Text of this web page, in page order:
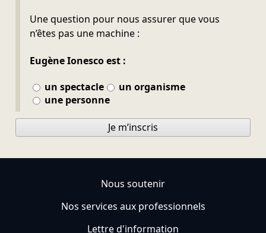
Une question pour nous assurer que vous
n’êtes pas une machine :
Eugène Ionesco est :
un spectacle
un organisme
une personne
Ne pas remplir
Je m’inscris
Nous soutenir
Nos services aux professionnels
Lettre d'information